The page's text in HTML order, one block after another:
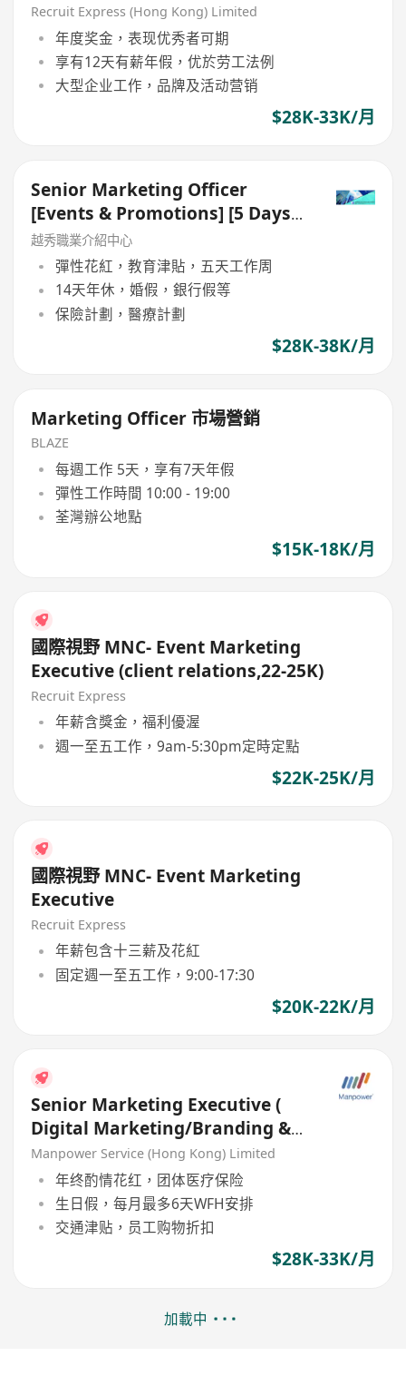
Recruit Express (Hong Kong) Limited
年度奖金，表现优秀者可期
享有12天有薪年假，优於劳工法例
大型企业工作，品牌及活动营销
$28K-33K/月
Senior Marketing Officer
[Events & Promotions] [5 Days
Work]
越秀職業介紹中心
彈性花紅，教育津貼，五天工作周
14天年休，婚假，銀行假等
保險計劃，醫療計劃
$28K-38K/月
Marketing Officer 市場營銷
BLAZE
每週工作 5天，享有7天年假
彈性工作時間 10:00 - 19:00
荃灣辦公地點
$15K-18K/月
國際視野 MNC- Event Marketing
Executive (client relations,22-25K)
Recruit Express
年薪含獎金，福利優渥
週一至五工作，9am-5:30pm定時定點
$22K-25K/月
國際視野 MNC- Event Marketing
Executive
Recruit Express
年薪包含十三薪及花紅
固定週一至五工作，9:00-17:30
$20K-22K/月
Senior Marketing Executive (
Digital Marketing/Branding &
Events/CRM) $33k
Manpower Service (Hong Kong) Limited
年终酌情花红，团体医疗保险
生日假，每月最多6天WFH安排
交通津贴，员工购物折扣
$28K-33K/月
加載中